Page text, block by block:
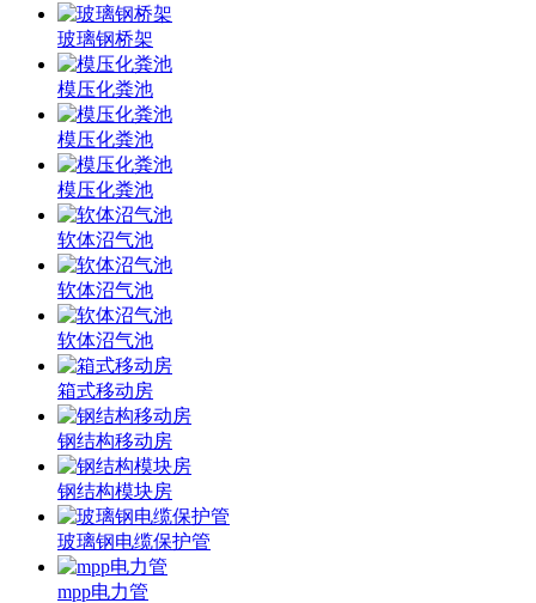
玻璃钢桥架
模压化粪池
模压化粪池
模压化粪池
软体沼气池
软体沼气池
软体沼气池
箱式移动房
钢结构移动房
钢结构模块房
玻璃钢电缆保护管
mpp电力管